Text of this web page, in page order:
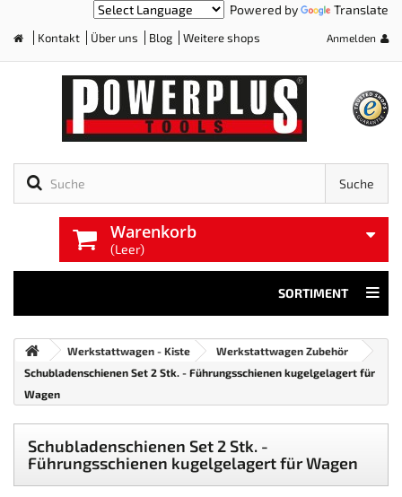
Powered by Translate
Kontakt Über uns Blog Weitere shops Anmelden
Suche
Warenkorb
(Leer)
SORTIMENT
Werkstattwagen - Kiste
Werkstattwagen Zubehör
Schubladenschienen Set 2 Stk. - Führungsschienen kugelgelagert für
Wagen
Schubladenschienen Set 2 Stk. -
Führungsschienen kugelgelagert für Wagen